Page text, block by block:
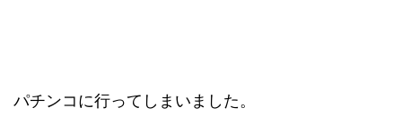
パチンコに行ってしまいました。